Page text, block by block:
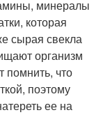
минералы
которая
сырая свекла
организм
помнить, что
поэтому
ее на